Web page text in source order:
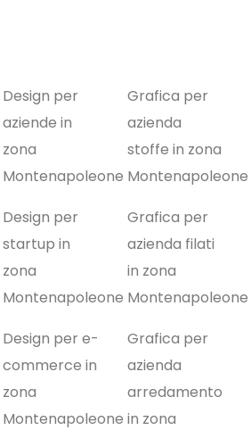
Design per
aziende in
zona
Montenapoleone
Design per
startup in
zona
Montenapoleone
Design per e-
commerce in
zona
Montenapoleone
Grafica per
azienda
stoffe in zona
Montenapoleone
Grafica per
azienda filati
in zona
Montenapoleone
Grafica per
azienda
arredamento
in zona